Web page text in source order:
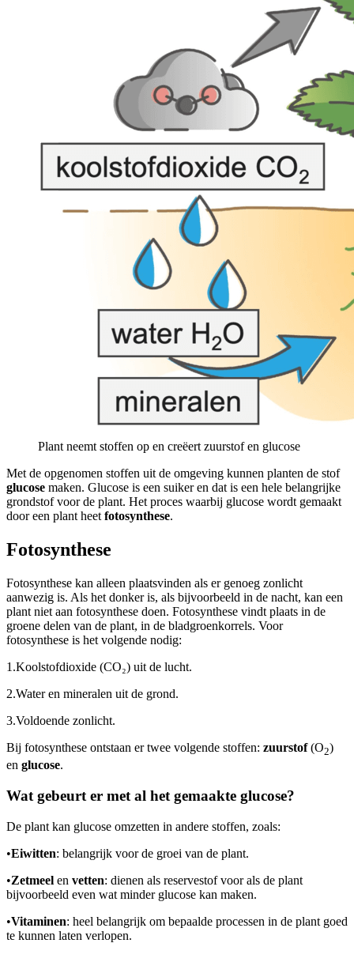
Plant neemt stoffen op en creëert zuurstof en glucose
Met de opgenomen stoffen uit de omgeving kunnen planten de stof
glucose maken. Glucose is een suiker en dat is een hele belangrijke
grondstof voor de plant. Het proces waarbij glucose wordt gemaakt
door een plant heetfotosynthese.
Fotosynthese
Fotosynthese kan alleen plaatsvinden als er genoeg zonlicht
aanwezig is. Als het donker is, als bijvoorbeeld in de nacht, kan een
plant niet aan fotosynthese doen. Fotosynthese vindt plaats in de
groene delen van de plant, in de bladgroenkorrels. Voor
fotosynthese is het volgende nodig:
1.Koolstofdioxide (CO₂) uit de lucht.
2.Water en mineralen uit de grond.
3.Voldoende zonlicht.
Bij fotosynthese ontstaan er twee volgende stoffen: zuurstof(O2)
en glucose.
Wat gebeurt er met al het gemaakte glucose?
De plant kan glucose omzetten in andere stoffen, zoals:
•Eiwitten: belangrijk voor de groei van de plant.
•Zetmeel en vetten: dienen als reservestof voor als de plant
bijvoorbeeld even wat minder glucose kan maken.
•Vitaminen: heel belangrijk om bepaalde processen in de plant goed
te kunnen laten verlopen.